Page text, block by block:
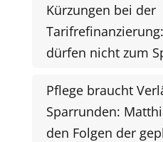
Kürzungen bei der
dürfen nicht zum
Pflege braucht
Sparrunden:
den Folgen der